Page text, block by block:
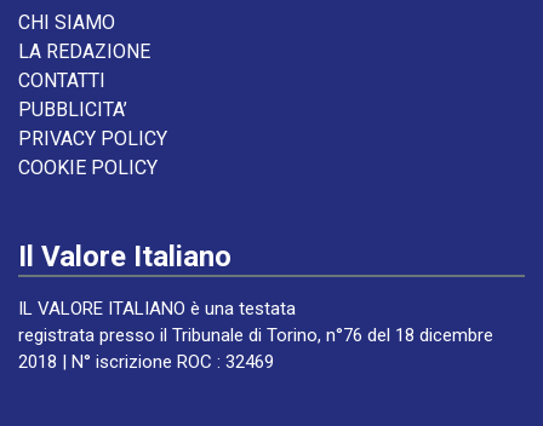
CHI SIAMO
LA REDAZIONE
CONTATTI
PUBBLICITA’
PRIVACY POLICY
COOKIE POLICY
Il Valore Italiano
IL VALORE ITALIANO è una testata
registrata presso il Tribunale di Torino, n°76 del 18 dicembre
2018 | N° iscrizione ROC : 32469